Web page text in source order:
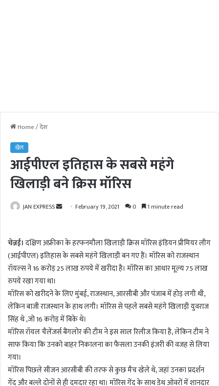
Home/देश
खेल
आईपीएल इतिहास के सबसे महंगे
खिलाड़ी बने क्रिस मॉरिस
JAN EXPRESS
d
a
n
m
a
i
l
February 19, 2021 0 1 minute read
चेन्नई। दक्षिण अफ्रीका के हरफनमौला खिलाड़ी क्रिस मॉरिस इंडियन प्रीमियर लीग
(आईपीएल) इतिहास के सबसे महंगे खिलाड़ी बन गए हैं। मॉरिस को राजस्थान
रॉयल्स ने 16 करोड़ 25 लाख रुपये में खरीदा है। मॉरिस का आधार मूल्य 75 लाख
रुपये रखा गया था।
मॉरिस को खरीदने के लिए मुंबई, राजस्थान, आरसीबी और पंजाब में होड़ लगी थी,
लेकिन बाजी राजस्थान के हाथ लगी। मॉरिस से पहले सबसे महंगे खिलाड़ी युवराज
सिंह थे ,जो 16 करोड़ में बिके थे।
मॉरिस रॉयल चैलेंजर्स बैंगलोर की टीम ने इस साल रिलीज किया है, लेकिन टीम ने
साफ किया कि उनको बाहर निकालना का फैसला उनकी इंजरी की वजह से लिया
गया।
मॉरिस पिछले सीजन आरसीबी की तरफ से कुछ मैच खेले थे, जहां उनका प्रदर्शन
गेंद और बल्ले दोनों से ही दमदार रहा था। मॉरिस गेंद के साथ डेथ ओवरों में शानदार